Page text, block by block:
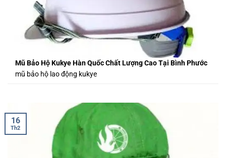
Mũ Bảo Hộ Kukye Hàn Quốc Chất Lượng Cao Tại Bình Phước
mũ bảo hộ lao động kukye
16
Th2